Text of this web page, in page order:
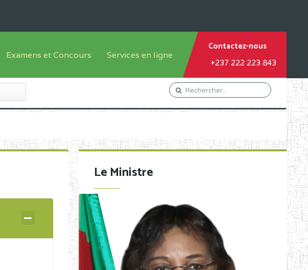
Sous système francophone
Examens et Concours
Inscriptions
Liste des candidats
Diplômes disponibles
Services en ligne
Orientation Conseil
Gestion du Personnel
Demande de subvention
Contactez-nous
+237 222 223 843
Le Ministre